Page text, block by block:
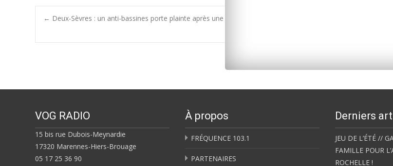
Post
← Deux-Sèvres : un anti-bassines porte plainte après une violente agression
Marathon de La Rochelle : Heye et Kibor
VOG RADIO
15 bis rue Dubois-Meynardie
17320 Marennes-Hiers-Brouage
05 17 25 36 90
À propos
FRÉQUENCE 103.1
PARTENAIRES
Derniers
JEU DE L’ÉTÉ //
FAMILLE POUR
ROCHELLE !